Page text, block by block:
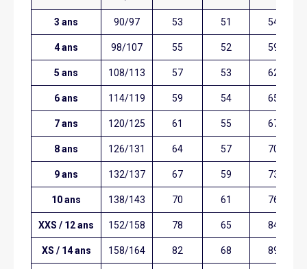
3 ans 90/97 53 51 54
4 ans 98/107 55 52 59
5 ans 108/113 57 53 62
6 ans 114/119 59 54 65
7 ans 120/125 61 55 67
8 ans 126/131 64 57 70
9 ans 132/137 67 59 73
10 ans 138/143 70 61 76
XXS / 12 ans 152/158 78 65 84
XS / 14 ans 158/164 82 68 89